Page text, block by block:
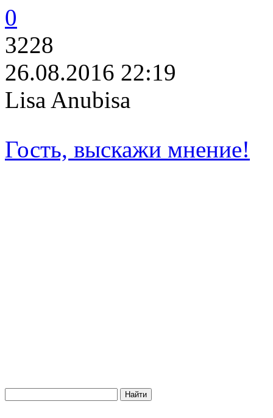
0
3228
26.08.2016 22:19
Lisa Anubisa
Гость, выскажи мнение!